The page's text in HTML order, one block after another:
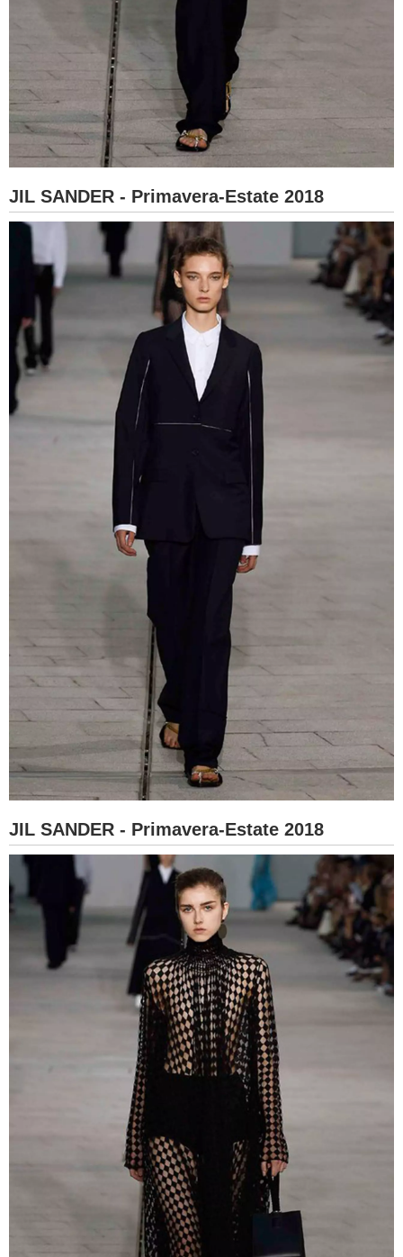
JIL SANDER - Primavera-Estate 2018
JIL SANDER - Primavera-Estate 2018